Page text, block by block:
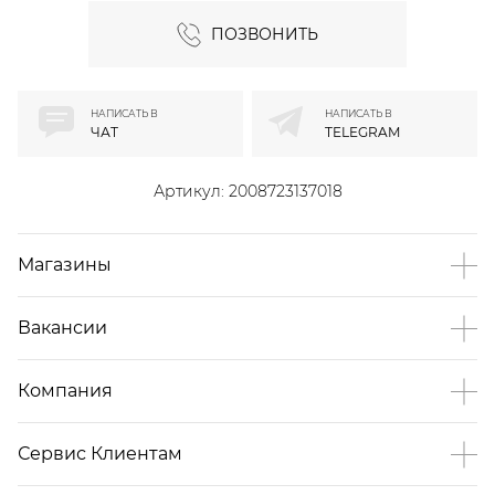
ПОЗВОНИТЬ
Артикул: 2008723137018
НАПИСАТЬ В
ЧАТ
НАПИСАТЬ В
TELEGRAM
Магазины
Вакансии
Компания
Сервис Клиентам